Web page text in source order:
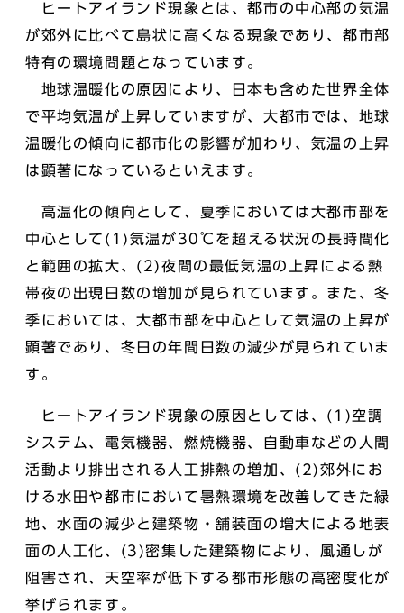
ヒートアイランド現象とは、都市の中心部の気温
が郊外に比べて島状に高くなる現象であり、都市部
特有の環境問題となっています。
地球温暖化の原因により、日本も含めた世界全体
で平均気温が上昇していますが、大都市では、地球
温暖化の傾向に都市化の影響が加わり、気温の上昇
は顕著になっているといえます。
高温化の傾向として、夏季においては大都市部を
中心として(1)気温が30℃を超える状況の長時間化
と範囲の拡大、(2)夜間の最低気温の上昇による熱
帯夜の出現日数の増加が見られています。また、冬
季においては、大都市部を中心として気温の上昇が
顕著であり、冬日の年間日数の減少が見られていま
す。
ヒートアイランド現象の原因としては、(1)空調
システム、電気機器、燃焼機器、自動車などの人間
活動より排出される人工排熱の増加、(2)郊外にお
ける水田や都市において暑熱環境を改善してきた緑
地、水面の減少と建築物・舗装面の増大による地表
面の人工化、(3)密集した建築物により、風通しが
阻害され、天空率が低下する都市形態の高密度化が
挙げられます。